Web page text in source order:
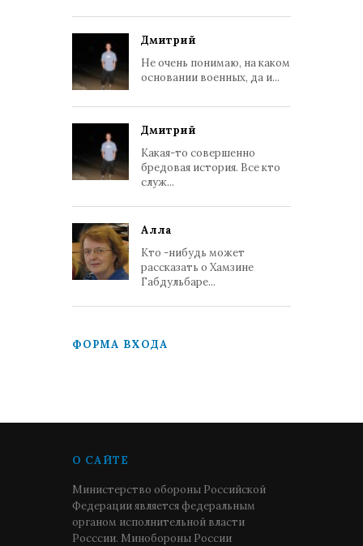
Дмитрий
Не очень понимаю, на каком
основании военных, да и...
Дмитрий
Какая-то совершенно
бредовая история. Все кто
служ...
Алла
Кто -нибудь может
рассказать о Хамзине
Габдульбаре...
ФОРМА ВХОДА
О САЙТЕ
Министерство обороны Российской
Федерации является федеральным
органом исполнительной власти
Росссии. Минобороны России